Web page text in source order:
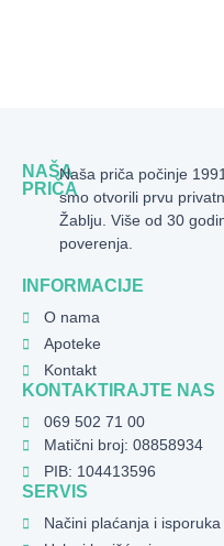
NAŠA
PRIČA
Naša priča počinje
smo otvorili prvu
Žablju. Više od 30
poverenja.
INFORMACIJE
O nama
Apoteke
Kontakt
KONTAKTIRAJTE NAS
069 502 71 00
Matični broj: 08858934
PIB: 104413596
SERVIS
Načini plaćanja i isporuka